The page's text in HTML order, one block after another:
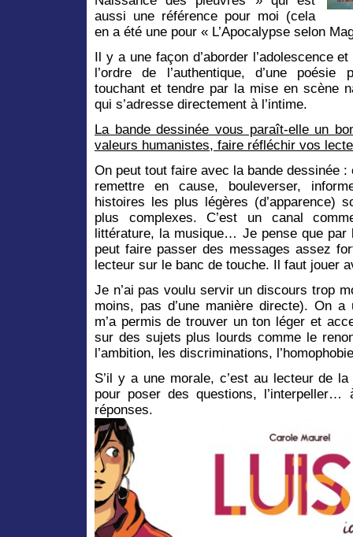
aussi une référence pour moi (cela
en a été une pour « L’Apocalypse selon
Il y a une façon d’aborder l’adolescence
l’ordre de l’authentique, d’une
touchant et tendre par la mise en scène
qui s’adresse directement à l’intime.
La bande dessinée vous paraît-elle un
valeurs humanistes, faire réfléchir vos
On peut tout faire avec la bande dessinée
remettre en cause, bouleverser,
histoires les plus légères (d’apparence)
plus complexes. C’est un canal
littérature, la musique… Je pense que par
peut faire passer des messages assez
lecteur sur le banc de touche. Il faut jouer
Je n’ai pas voulu servir un discours trop
moins, pas d’une manière directe). On
m’a permis de trouver un ton léger et
sur des sujets plus lourds comme le
l’ambition, les discriminations,
S’il y a une morale, c’est au lecteur de
pour poser des questions,
réponses.